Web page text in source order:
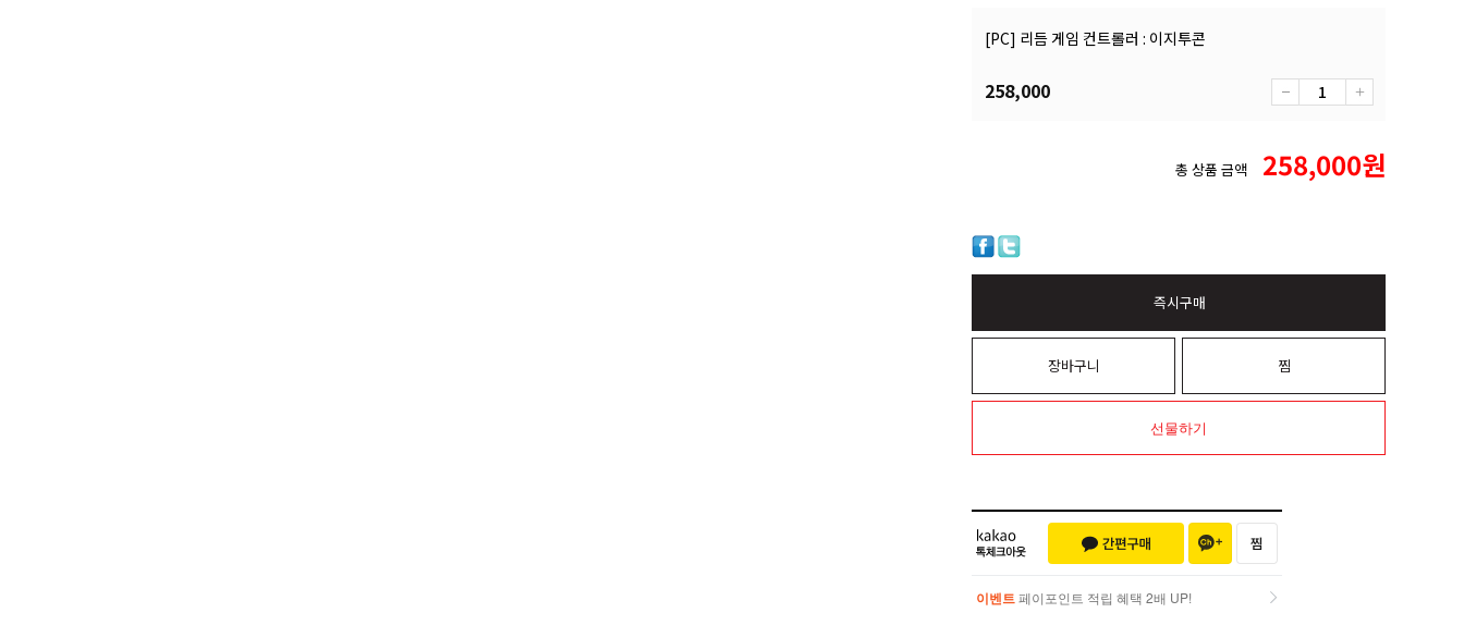
[PC] 리듬 게임 컨트롤러 : 이지투콘
258,000
총 상품 금액 258,000원
즉시구매
장바구니 찜
선물하기
이벤트 페이포인트 적립 혜택 2배 UP!